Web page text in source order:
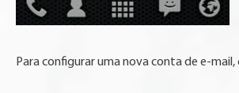
Para configurar uma nova conta de e-mail,